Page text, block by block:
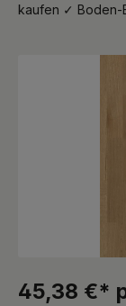
kaufen ✓ Boden-
45,38 €*